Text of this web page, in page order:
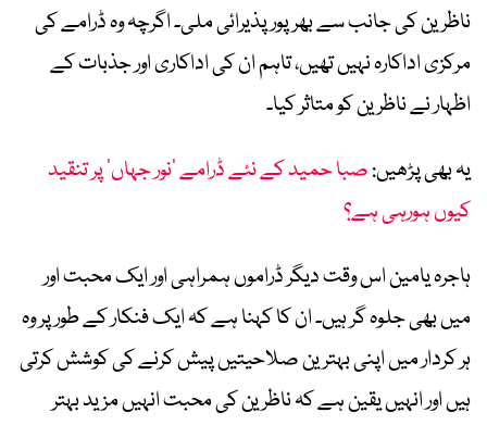
ناظرین کی جانب سے بھرپور پذیرائی ملی۔ اگرچہ وہ ڈرامے کی
مرکزی اداکارہ نہیں تھیں، تاہم ان کی اداکاری اور جذبات کے
اظہار نے ناظرین کو متاثر کیا۔
یہ بھی پڑھیں:صبا حمید کے نئے ڈرامے ’نور جہاں‘ پر تنقید
کیوں ہورہی ہے؟
ہاجرہ یامین اس وقت دیگر ڈراموں ہمراہی اور ایک محبت اور
میں بھی جلوہ گر ہیں۔ ان کا کہنا ہے کہ ایک فنکار کے طور پر وہ
ہر کردار میں اپنی بہترین صلاحیتیں پیش کرنے کی کوشش کرتی
ہیں اور انہیں یقین ہے کہ ناظرین کی محبت انہیں مزید بہتر